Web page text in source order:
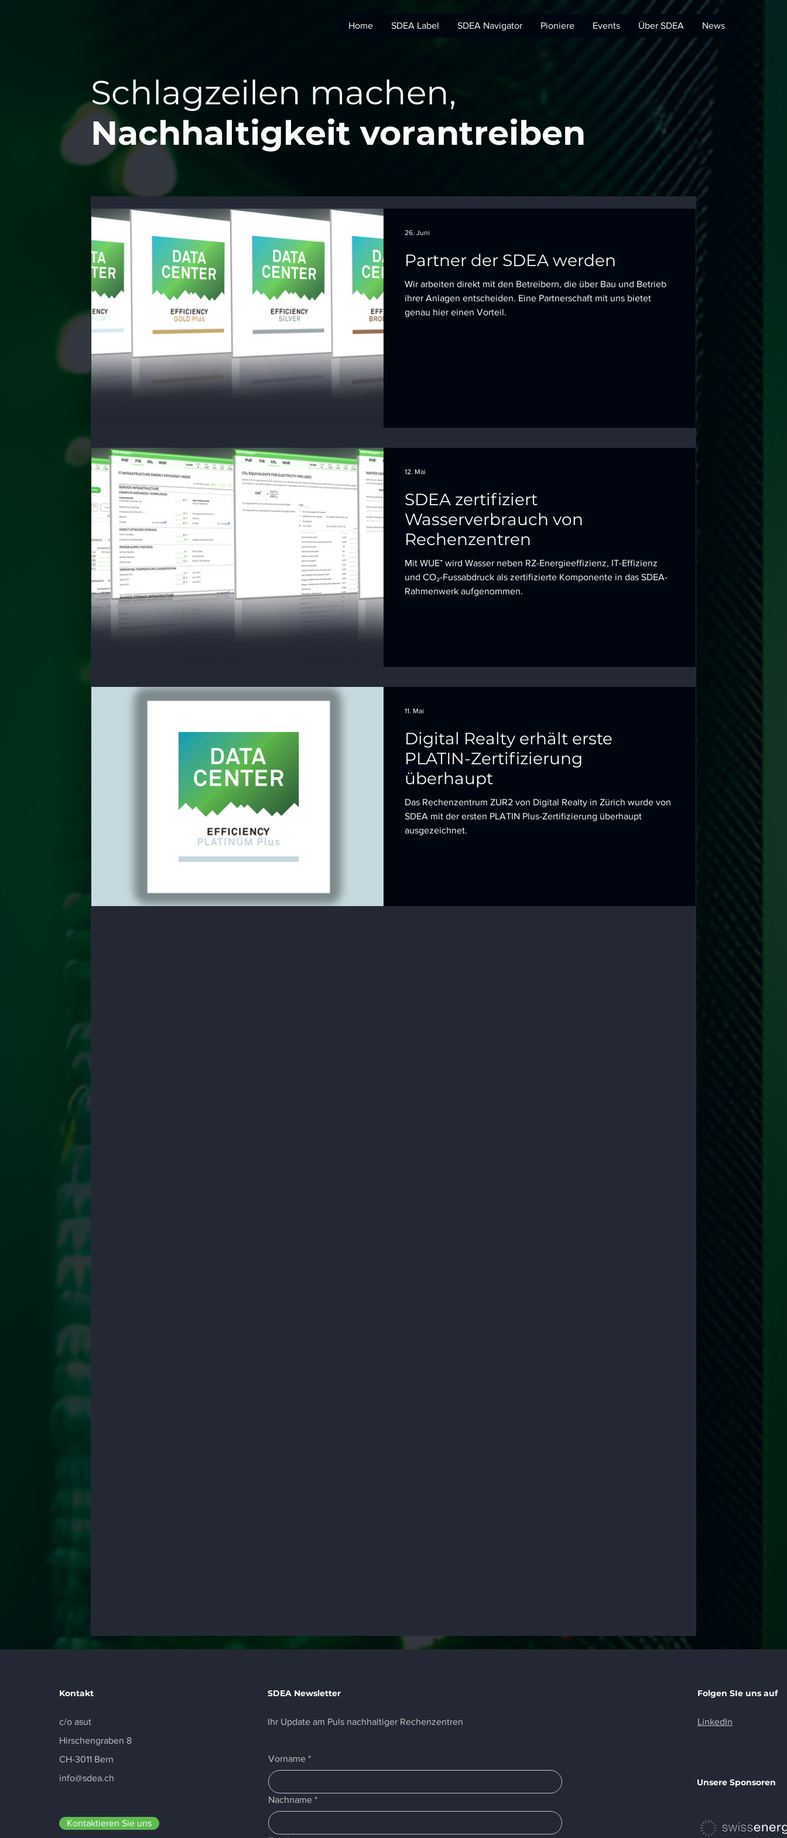
Home SDEA Label SDEA Navigator Pioniere Events Über SDEA News
Schlagzeilen machen,
Nachhaltigkeit vorantreiben
Partner der SDEA werden
Wir arbeiten direkt mit den Betreibern, die über Bau und Betrieb
ihrer Anlagen entscheiden. Eine Partnerschaft mit uns bietet
genau hier einen Vorteil.
26. Juni
SDEA zertifiziert
Wasserverbrauch von
Rechenzentren
Mit WUE⁺ wird Wasser neben RZ-Energieeffizienz, IT-Effizienz
und CO₂-Fussabdruck als zertifizierte Komponente in das SDEA-
Rahmenwerk aufgenommen.
12. Mai
Digital Realty erhält erste
PLATIN-Zertifizierung
überhaupt
Das Rechenzentrum ZUR2 von Digital Realty in Zürich wurde von
SDEA mit der ersten PLATIN Plus-Zertifizierung überhaupt
ausgezeichnet.
11. Mai
Kontakt
c/o asut
Hirschengraben 8
CH-3011 Bern
info@sdea.ch
Kontaktieren Sie uns
SDEA Newsletter
Ihr Update am Puls nachhaltiger Rechenzentren
Vorname *
Nachname *
Folgen SIe uns auf
LinkedIn
Unsere Sponsoren